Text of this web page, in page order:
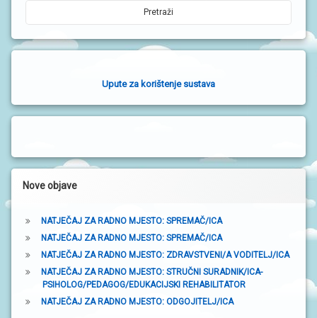
e
v
b
o
n
Upute za korištenje sustava
Nove objave
NATJEČAJ ZA RADNO MJESTO: SPREMAČ/ICA
NATJEČAJ ZA RADNO MJESTO: SPREMAČ/ICA
NATJEČAJ ZA RADNO MJESTO: ZDRAVSTVENI/A VODITELJ/ICA
NATJEČAJ ZA RADNO MJESTO: STRUČNI SURADNIK/ICA-
PSIHOLOG/PEDAGOG/EDUKACIJSKI REHABILITATOR
NATJEČAJ ZA RADNO MJESTO: ODGOJITELJ/ICA